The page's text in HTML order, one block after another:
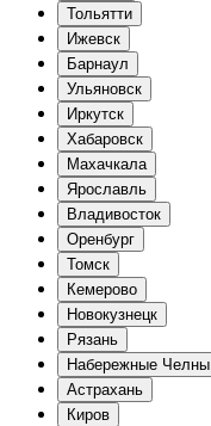
Тольятти
Ижевск
Барнаул
Ульяновск
Иркутск
Хабаровск
Махачкала
Ярославль
Владивосток
Оренбург
Томск
Кемерово
Новокузнецк
Рязань
Набережные Челны
Астрахань
Киров